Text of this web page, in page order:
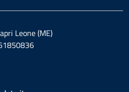
Leone (ME)